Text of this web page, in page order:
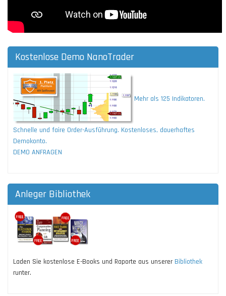
Kostenlose Demo NanoTrader
Mehr als 125 Indikatoren.
Schnelle und faire Order-Ausführung. Kostenloses, dauerhaftes
Demokonto.
DEMO ANFRAGEN
Anleger Bibliothek
Laden Sie kostenlose E-Books und Raporte aus unserer Bibliothek
runter.